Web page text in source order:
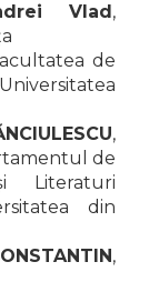
Vlad,
de
,
de
Literaturi
din
,